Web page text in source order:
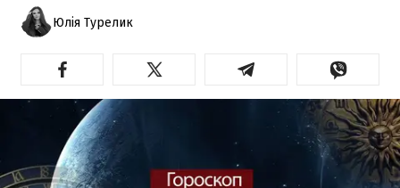
Юлія Турелик